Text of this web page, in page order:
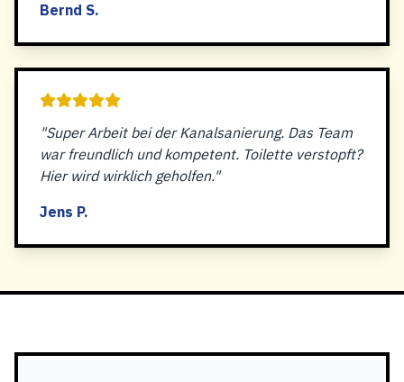
Bernd S.
"Super Arbeit bei der Kanalsanierung. Das Team
war freundlich und kompetent. Toilette verstopft?
Hier wird wirklich geholfen."
Jens P.